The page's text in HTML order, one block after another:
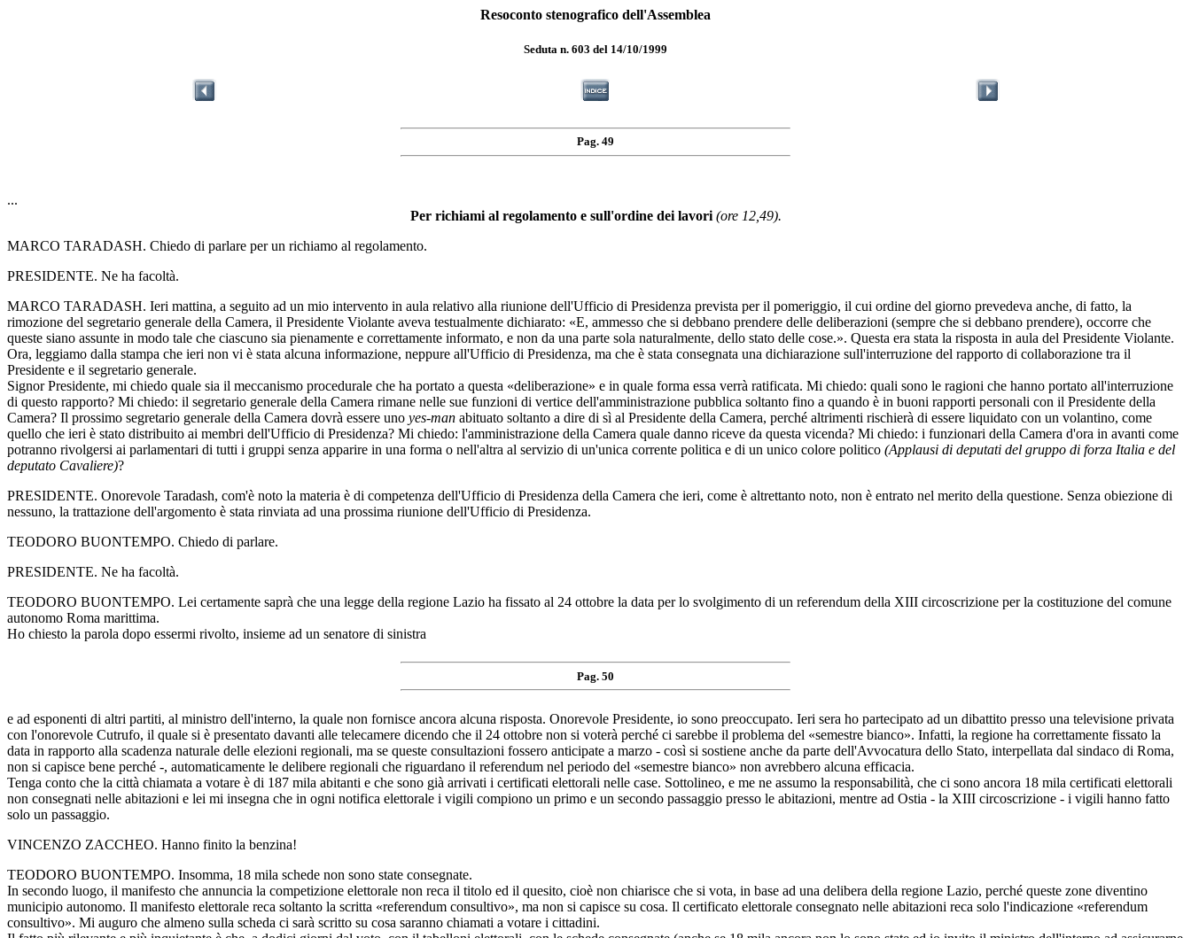
Resoconto stenografico dell'Assemblea
Seduta n. 603 del 14/10/1999
Pag. 49
...
Per richiami al regolamento e sull'ordine dei lavori (ore 12,49).
MARCO TARADASH. Chiedo di parlare per un richiamo al regolamento.
PRESIDENTE. Ne ha facoltà.
MARCO TARADASH. Ieri mattina, a seguito ad un mio intervento in aula relativo alla riunione dell'Ufficio di Presidenza prevista per il pomeriggio, il cui ordine del giorno prevedeva anche, di fatto, la
rimozione del segretario generale della Camera, il Presidente Violante aveva testualmente dichiarato: «E, ammesso che si debbano prendere delle deliberazioni (sempre che si debbano prendere), occorre che
queste siano assunte in modo tale che ciascuno sia pienamente e correttamente informato, e non da una parte sola naturalmente, dello stato delle cose.». Questa era stata la risposta in aula del Presidente Violante.
Ora, leggiamo dalla stampa che ieri non vi è stata alcuna informazione, neppure all'Ufficio di Presidenza, ma che è stata consegnata una dichiarazione sull'interruzione del rapporto di collaborazione tra il
Presidente e il segretario generale.
Signor Presidente, mi chiedo quale sia il meccanismo procedurale che ha portato a questa «deliberazione» e in quale forma essa verrà ratificata. Mi chiedo: quali sono le ragioni che hanno portato all'interruzione
di questo rapporto? Mi chiedo: il segretario generale della Camera rimane nelle sue funzioni di vertice dell'amministrazione pubblica soltanto fino a quando è in buoni rapporti personali con il Presidente della
Camera? Il prossimo segretario generale della Camera dovrà essere uno yes-man abituato soltanto a dire di sì al Presidente della Camera, perché altrimenti rischierà di essere liquidato con un volantino, come
quello che ieri è stato distribuito ai membri dell'Ufficio di Presidenza? Mi chiedo: l'amministrazione della Camera quale danno riceve da questa vicenda? Mi chiedo: i funzionari della Camera d'ora in avanti come
potranno rivolgersi ai parlamentari di tutti i gruppi senza apparire in una forma o nell'altra al servizio di un'unica corrente politica e di un unico colore politico (Applausi di deputati del gruppo di forza Italia e del
deputato Cavaliere)?
PRESIDENTE. Onorevole Taradash, com'è noto la materia è di competenza dell'Ufficio di Presidenza della Camera che ieri, come è altrettanto noto, non è entrato nel merito della questione. Senza obiezione di
nessuno, la trattazione dell'argomento è stata rinviata ad una prossima riunione dell'Ufficio di Presidenza.
TEODORO BUONTEMPO. Chiedo di parlare.
PRESIDENTE. Ne ha facoltà.
TEODORO BUONTEMPO. Lei certamente saprà che una legge della regione Lazio ha fissato al 24 ottobre la data per lo svolgimento di un referendum della XIII circoscrizione per la costituzione del comune
autonomo Roma marittima.
Ho chiesto la parola dopo essermi rivolto, insieme ad un senatore di sinistra
Pag. 50
e ad esponenti di altri partiti, al ministro dell'interno, la quale non fornisce ancora alcuna risposta. Onorevole Presidente, io sono preoccupato. Ieri sera ho partecipato ad un dibattito presso una televisione privata
con l'onorevole Cutrufo, il quale si è presentato davanti alle telecamere dicendo che il 24 ottobre non si voterà perché ci sarebbe il problema del «semestre bianco». Infatti, la regione ha correttamente fissato la
data in rapporto alla scadenza naturale delle elezioni regionali, ma se queste consultazioni fossero anticipate a marzo - così si sostiene anche da parte dell'Avvocatura dello Stato, interpellata dal sindaco di Roma,
non si capisce bene perché -, automaticamente le delibere regionali che riguardano il referendum nel periodo del «semestre bianco» non avrebbero alcuna efficacia.
Tenga conto che la città chiamata a votare è di 187 mila abitanti e che sono già arrivati i certificati elettorali nelle case. Sottolineo, e me ne assumo la responsabilità, che ci sono ancora 18 mila certificati elettorali
non consegnati nelle abitazioni e lei mi insegna che in ogni notifica elettorale i vigili compiono un primo e un secondo passaggio presso le abitazioni, mentre ad Ostia - la XIII circoscrizione - i vigili hanno fatto
solo un passaggio.
VINCENZO ZACCHEO. Hanno finito la benzina!
TEODORO BUONTEMPO. Insomma, 18 mila schede non sono state consegnate.
In secondo luogo, il manifesto che annuncia la competizione elettorale non reca il titolo ed il quesito, cioè non chiarisce che si vota, in base ad una delibera della regione Lazio, perché queste zone diventino
municipio autonomo. Il manifesto elettorale reca soltanto la scritta «referendum consultivo», ma non si capisce su cosa. Il certificato elettorale consegnato nelle abitazioni reca solo l'indicazione «referendum
consultivo». Mi auguro che almeno sulla scheda ci sarà scritto su cosa saranno chiamati a votare i cittadini.